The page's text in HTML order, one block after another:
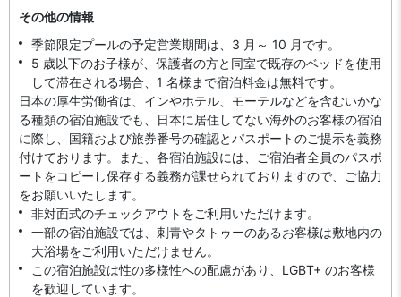
その他の情報
季節限定プールの予定営業期間は、3 月～ 10 月です。
5 歳以下のお子様が、保護者の方と同室で既存のベッドを使用
して滞在される場合、1 名様まで宿泊料金は無料です。
日本の厚生労働省は、インやホテル、モーテルなどを含むいかな
る種類の宿泊施設でも、日本に​居住してない海外のお客様の宿泊
に際し、国籍および旅券番号の確認とパスポートのご提示を義務
付け​ております。また、各宿泊施設には、ご宿泊者全員のパスポ
ートをコピーし保存する義務が課せられておりますの​で、ご協力
をお願いいたします。
非対面式のチェックアウトをご利用いただけます。
一部の宿泊施設では、刺青やタトゥーのあるお客様は敷地内の
大浴場をご利用いただけません。
この宿泊施設は性の多様性への配慮があり、LGBT+ のお客様
を歓迎しています。